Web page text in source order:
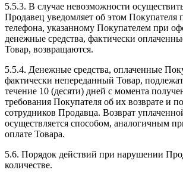
5.5.3. В случае невозможности
Продавец уведомляет об этом Покупателя
телефона, указанному Покупателем при
денежные средства, фактически
Товар, возвращаются.
5.5.4. Денежные средства, оплаченные
фактически непереданный Товар,
течение 10 (десяти) дней с момента
требования Покупателя об их возврате и
сотрудников Продавца. Возврат
осуществляется способом, аналогичным
оплате Товара.
5.6. Порядок действий при нарушении
количестве.